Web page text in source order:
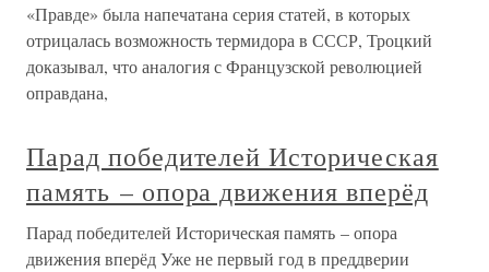
«Правде» была напечатана серия статей, в которых
отрицалась возможность термидора в СССР, Троцкий
доказывал, что аналогия с Французской революцией
оправдана,
Парад победителей Историческая
память – опора движения вперёд
Парад победителей Историческая память – опора
движения вперёд Уже не первый год в преддверии